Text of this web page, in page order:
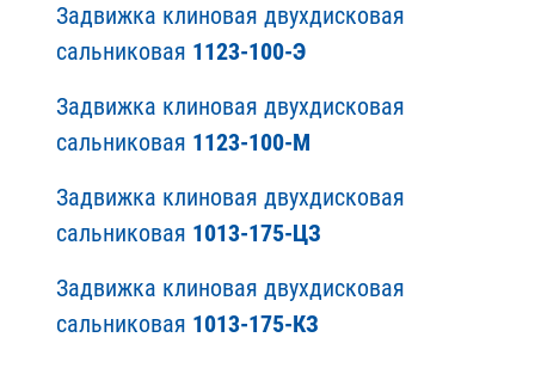
Задвижка клиновая двухдисковая
сальниковая 1123-100-Э
Задвижка клиновая двухдисковая
сальниковая 1123-100-М
Задвижка клиновая двухдисковая
сальниковая 1013-175-ЦЗ
Задвижка клиновая двухдисковая
сальниковая 1013-175-КЗ